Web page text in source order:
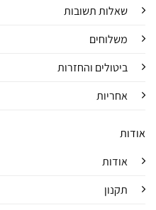
שאלות תשובות
משלוחים
ביטולים והחזרות
אחריות
אודות
אודות
תקנון